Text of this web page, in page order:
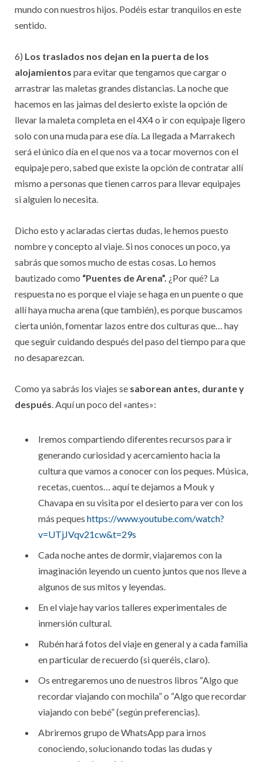
mundo con nuestros hijos. Podéis estar tranquilos en este
sentido.
6) Los traslados nos dejan en la puerta de los
alojamientos para evitar que tengamos que cargar o
arrastrar las maletas grandes distancias. La noche que
hacemos en las jaimas del desierto existe la opción de
llevar la maleta completa en el 4X4 o ir con equipaje ligero
solo con una muda para ese día. La llegada a Marrakech
será el único día en el que nos va a tocar movernos con el
equipaje pero, sabed que existe la opción de contratar allí
mismo a personas que tienen carros para llevar equipajes
si alguien lo necesita.
Dicho esto y aclaradas ciertas dudas, le hemos puesto
nombre y concepto al viaje. Si nos conoces un poco, ya
sabrás que somos mucho de estas cosas. Lo hemos
bautizado como “Puentes de Arena”. ¿Por qué? La
respuesta no es porque el viaje se haga en un puente o que
allí haya mucha arena (que también), es porque buscamos
cierta unión, fomentar lazos entre dos culturas que… hay
que seguir cuidando después del paso del tiempo para que
no desaparezcan.
Como ya sabrás los viajes se saborean antes, durante y
después. Aquí un poco del «antes»:
Iremos compartiendo diferentes recursos para ir
generando curiosidad y acercamiento hacia la
cultura que vamos a conocer con los peques. Música,
recetas, cuentos… aquí te dejamos a Mouk y
Chavapa en su visita por el desierto para ver con los
más peques https://www.youtube.com/watch?
v=UTjJVqv21cw&t=29s
Cada noche antes de dormir, viajaremos con la
imaginación leyendo un cuento juntos que nos lleve a
algunos de sus mitos y leyendas.
En el viaje hay varios talleres experimentales de
inmersión cultural.
Rubén hará fotos del viaje en general y a cada familia
en particular de recuerdo (si queréis, claro).
Os entregaremos uno de nuestros libros “Algo que
recordar viajando con mochila” o “Algo que recordar
viajando con bebé” (según preferencias).
Abriremos grupo de WhatsApp para irnos
conociendo, solucionando todas las dudas y